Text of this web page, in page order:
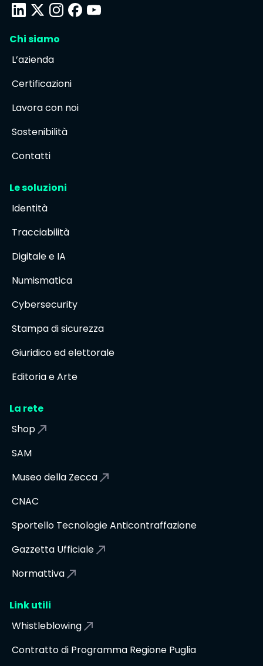
Chi siamo
L’azienda
Certificazioni
Lavora con noi
Sostenibilità
Contatti
Le soluzioni
Identità
Tracciabilità
Digitale e IA
Numismatica
Cybersecurity
Stampa di sicurezza
Giuridico ed elettorale
Editoria e Arte
La rete
Shop
SAM
Museo della Zecca
CNAC
Sportello Tecnologie Anticontraffazione
Gazzetta Ufficiale
Normattiva
Link utili
Whistleblowing
Contratto di Programma Regione Puglia